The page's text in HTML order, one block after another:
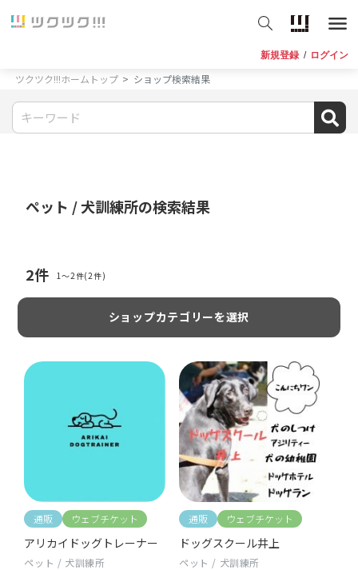
新規登録 / ログイン
ツクツク!!!ホームトップ ショップ検索結果
ペット / 犬訓練所の検索結果
2件 1〜2件(2件)
ショップカテゴリーを選択
通販 ウェブチケット
アリカイドッグトレーナー
ペット / 犬訓練所
通販 ウェブチケット
ドッグスクール井上
ペット / 犬訓練所